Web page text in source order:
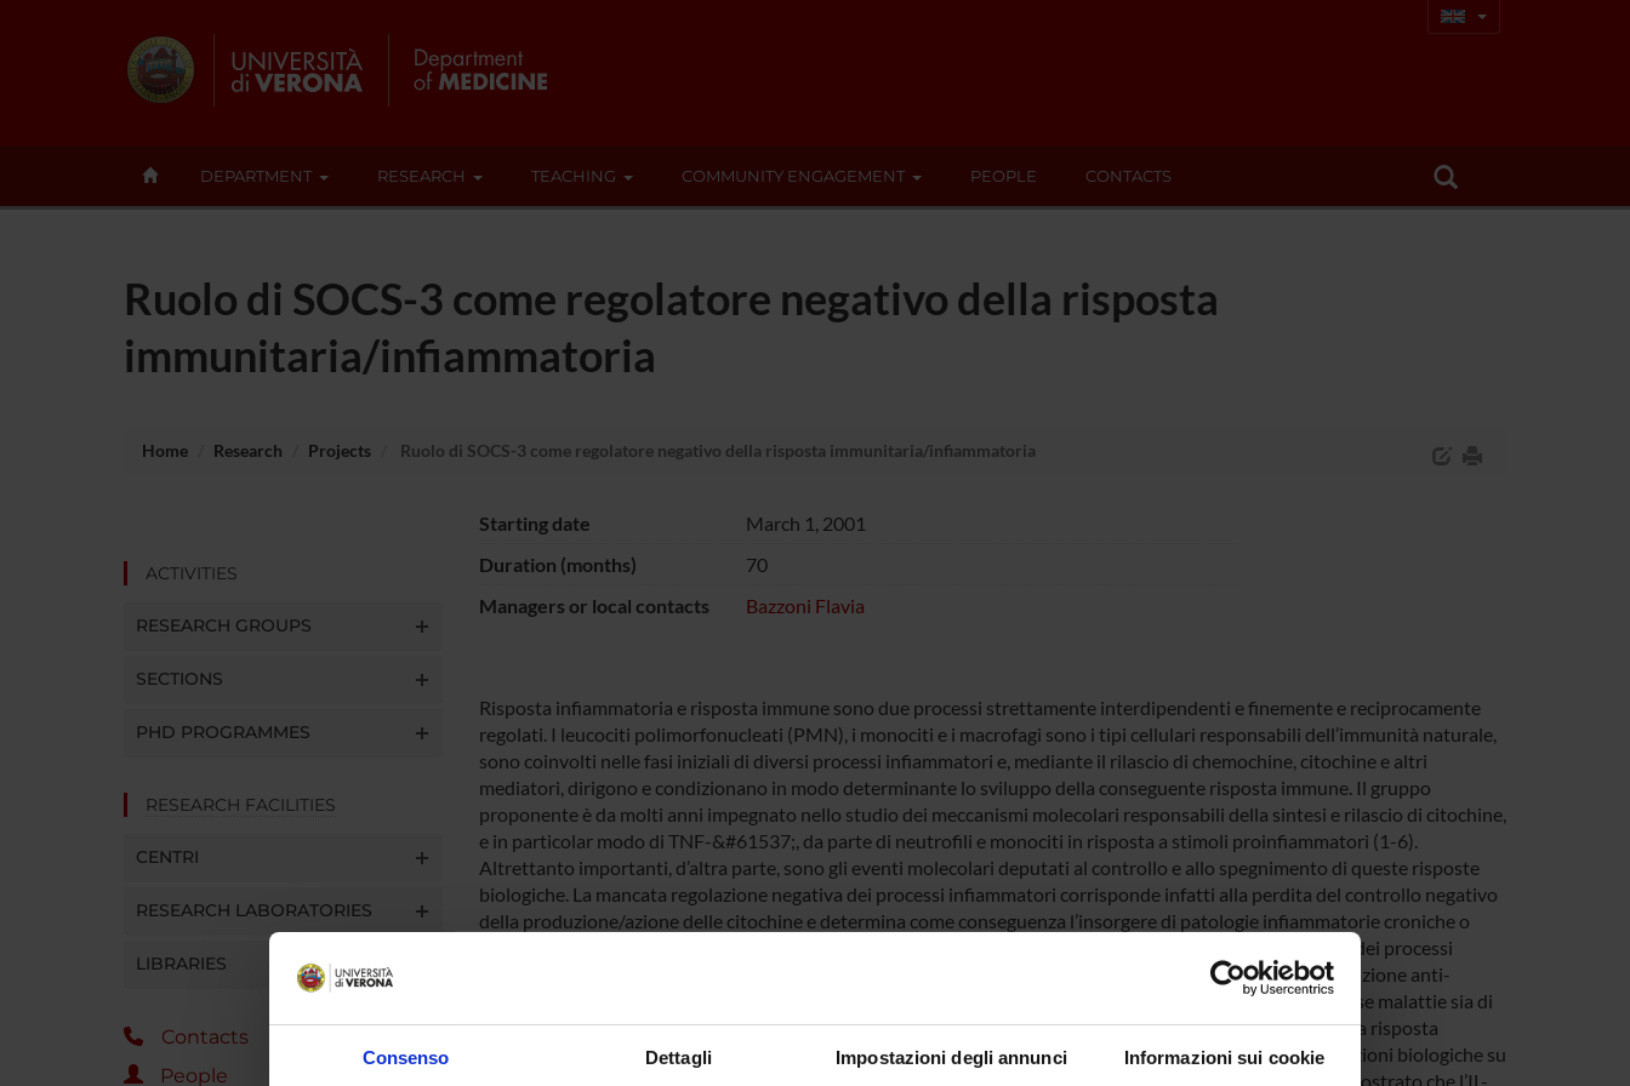
Consenso Dettagli Impostazioni degli annunci Informazioni sui cookie
DEPARTMENT RESEARCH TEACHING COMMUNITY ENGAGEMENT PEOPLE CONTACTS
Ruolo di SOCS-3 come regolatore negativo della risposta
immunitaria/infiammatoria
Home Research Projects Ruolo di SOCS-3 come regolatore negativo della risposta immunitaria/infiammatoria
ACTIVITIES
RESEARCH GROUPS
SECTIONS
PHD PROGRAMMES
RESEARCH FACILITIES
CENTRI
RESEARCH LABORATORIES
LIBRARIES
Contacts
People
Starting date
March 1, 2001
Duration (months)
70
Managers or local contacts
Bazzoni Flavia
Risposta infiammatoria e risposta immune sono due processi strettamente interdipendenti e finemente e reciprocamente
regolati. I leucociti polimorfonucleati (PMN), i monociti e i macrofagi sono i tipi cellulari responsabili dell’immunità naturale,
sono coinvolti nelle fasi iniziali di diversi processi infiammatori e, mediante il rilascio di chemochine, citochine e altri
mediatori, dirigono e condizionano in modo determinante lo sviluppo della conseguente risposta immune. Il gruppo
proponente è da molti anni impegnato nello studio dei meccanismi molecolari responsabili della sintesi e rilascio di citochine,
e in particolar modo di TNF-&#61537;, da parte di neutrofili e monociti in risposta a stimoli proinfiammatori (1-6).
Altrettanto importanti, d’altra parte, sono gli eventi molecolari deputati al controllo e allo spegnimento di queste risposte
biologiche. La mancata regolazione negativa dei processi infiammatori corrisponde infatti alla perdita del controllo negativo
della produzione/azione delle citochine e determina come conseguenza l’insorgere di patologie infiammatorie croniche o
autoimmuni. Recentemente abbiamo rivolto il nostro interesse allo studio dei meccanismi di spegnimento dei processi
infiammatori, ed in particolare alle basi molecolari attraverso cui l’interleuchina-10 (IL-10) esplica la sua funzione anti-
infiammatoria. Le attività biologiche dell’IL-10 sono fondamentali nella patogenesi e nello sviluppo di diverse malattie sia di
tipo infiammatorio che oncologico, a causa del ruolo che questa citochina svolge sia nello spegnimento della risposta
infiammatoria che sui processi proliferativi. I meccanismi molecolari attraverso cui l’IL-10 esplica le sue funzioni biologiche su
cellule di origine mieloide non sono ancora stati chiariti. Recentemente nel nostro laboratorio abbiamo dimostrato che l’IL-